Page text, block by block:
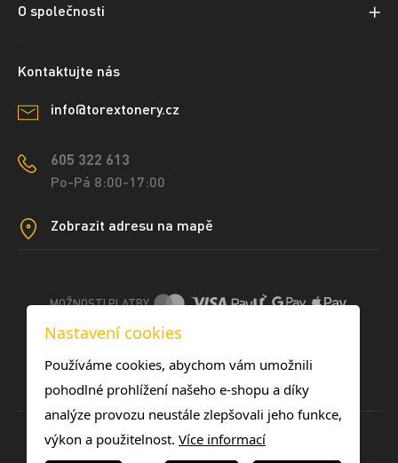
O společnosti
Kontaktujte nás
info@torextonery.cz
605 322 613
Po-Pá 8:00-17:00
Zobrazit adresu na mapě
MOŽNOSTI PLATBY
DOPRAVNÍ METODY
Nastavení cookies
Používáme cookies, abychom vám umožnili
pohodlné prohlížení našeho e-shopu a díky
analýze provozu neustále zlepšovali jeho funkce,
výkon a použitelnost. Více informací